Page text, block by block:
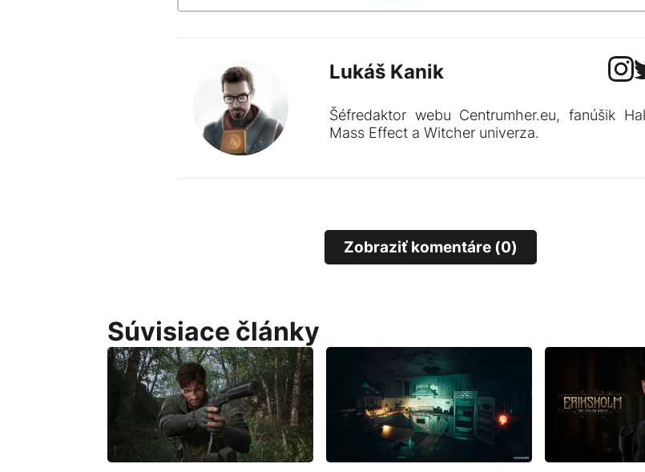
Lukáš Kanik
Šéfredaktor webu Centrumher.eu, fanúšik
Mass Effect a Witcher univerza.
Zobraziť komentáre (0)
Súvisiace články